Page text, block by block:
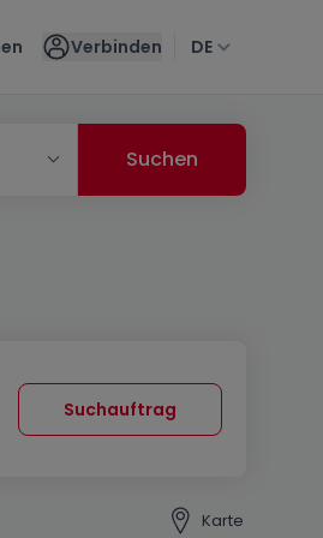
Verbinden DE
Suchauftrag
Karte